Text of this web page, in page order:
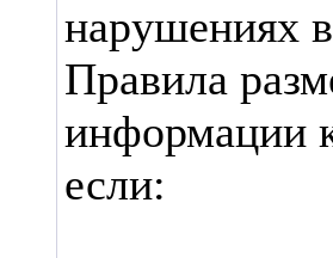
нарушениях
Правила
информации
если: